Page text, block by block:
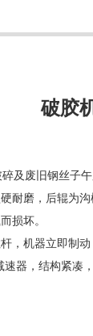
破胶
及废旧钢丝子午
耐磨，后辊为沟
损坏。
，机器立即制动
器，结构紧凑